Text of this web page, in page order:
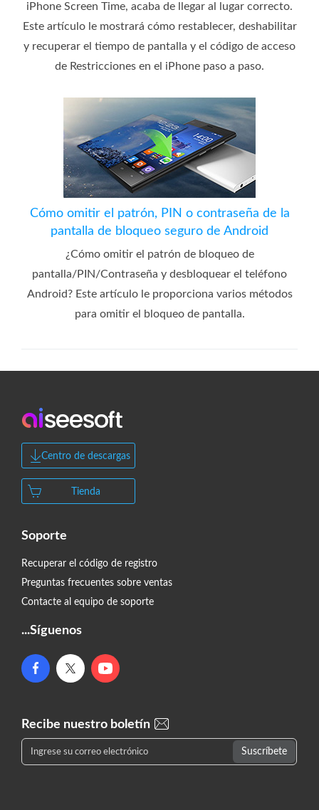
iPhone Screen Time, acaba de llegar al lugar correcto.
Este artículo le mostrará cómo restablecer, deshabilitar
y recuperar el tiempo de pantalla y el código de acceso
de Restricciones en el iPhone paso a paso.
Cómo omitir el patrón, PIN o contraseña de la
pantalla de bloqueo seguro de Android
¿Cómo omitir el patrón de bloqueo de
pantalla/PIN/Contraseña y desbloquear el teléfono
Android? Este artículo le proporciona varios métodos
para omitir el bloqueo de pantalla.
Centro de descargas
Tienda
Soporte
Recuperar el código de registro
Preguntas frecuentes sobre ventas
Contacte al equipo de soporte
...Síguenos
Recibe nuestro boletín